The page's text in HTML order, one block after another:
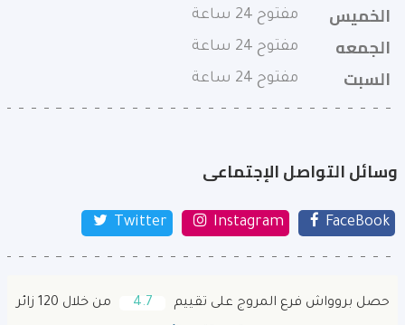
الخميس مفتوح 24 ساعة
الجمعه مفتوح 24 ساعة
السبت مفتوح 24 ساعة
وسائل التواصل الإجتماعى
FaceBook
Instagram
Twitter
حصل بروواش فرع المروج على تقييم 4.7 من خلال 120 زائر